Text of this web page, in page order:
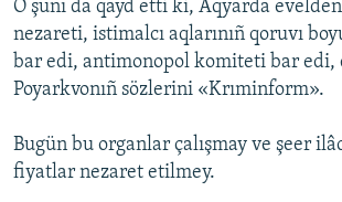
O şunı da qayd etti ki, Aqyarda
nezareti, istimalcı aqlarınıñ qoruvı
bar edi, antimonopol komiteti bar edi,
Poyarkvonıñ sözlerini «Krıminform».
Bugün bu organlar çalışmay ve şeer
fiyatlar nezaret etilmey.